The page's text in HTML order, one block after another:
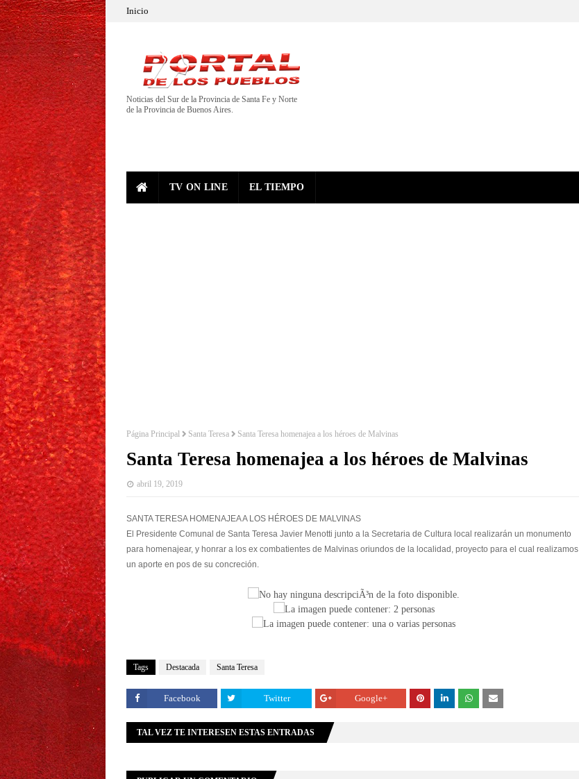
Inicio
Noticias del Sur de la Provincia de Santa Fe y Norte
de la Provincia de Buenos Aires.
TV ON LINE EL TIEMPO
Página Principal Santa Teresa Santa Teresa homenajea a los héroes de Malvinas
Santa Teresa homenajea a los héroes de Malvinas
abril 19, 2019
SANTA TERESA HOMENAJEA A LOS HÉROES DE MALVINAS
El Presidente Comunal de Santa Teresa Javier Menotti junto a la Secretaria de Cultura local realizarán un monumento
para homenajear, y honrar a los ex combatientes de Malvinas oriundos de la localidad, proyecto para el cual realizamos
un aporte en pos de su concreción.
Tags Destacada Santa Teresa
Facebook Twitter Google+
TAL VEZ TE INTERESEN ESTAS ENTRADAS